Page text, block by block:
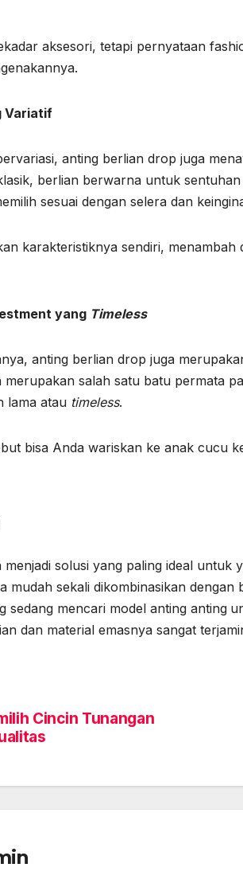
aksesori, tetapi pernyataan
Variatif
anting berlian drop juga
berlian berwarna untuk
sesuai dengan selera dan
karakteristiknya sendiri,
yang Timeless
anting berlian drop juga
salah satu batu permata
lama atau timeless.
bisa Anda wariskan ke anak cucu
menjadi solusi yang paling ideal untuk
mudah sekali dikombinasikan
sedang mencari model anting anting
dan material emasnya sangat
Cincin Tunangan